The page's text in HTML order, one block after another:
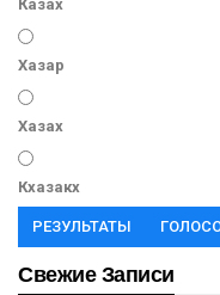
Казах
Хазар
Хазах
Кхазакх
РЕЗУЛЬТАТЫ
Свежие Записи